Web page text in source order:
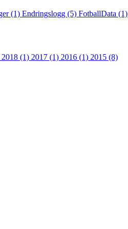
(1) Endringslogg (5) FotballData (1)
2018 (1) 2017 (1) 2016 (1) 2015 (8)